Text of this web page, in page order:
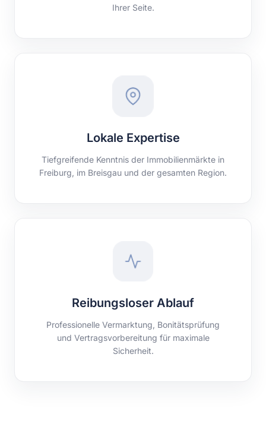
Ihrer Seite.
Lokale Expertise
Tiefgreifende Kenntnis der Immobilienmärkte in
Freiburg, im Breisgau und der gesamten Region.
Reibungsloser Ablauf
Professionelle Vermarktung, Bonitätsprüfung
und Vertragsvorbereitung für maximale
Sicherheit.